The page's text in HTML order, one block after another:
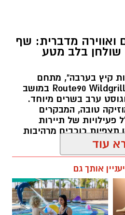
ואווירה מדברית: שף
שולחן בלב מטע
קיץ בערבה", מתחם
הקולינריה החדש Route90 Wildgrilled במושב
ב-20 באוגוסט ערב בשרים מיוחד.
טובה, המבקרים
פעילויות של תיירות
תצפיות כוכבים מרהיבות
עוד
אותך גם